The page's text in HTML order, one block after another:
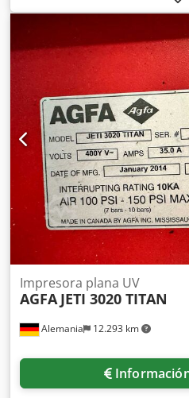
Alemania 12.293 km
Impresora plana UV
AGFA JETI 3020 TITAN